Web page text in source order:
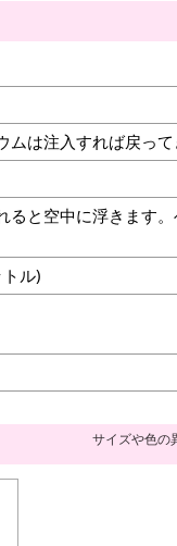
ムは注入すれば戻っ
ると空中に浮きます
ル)
サイズや色の